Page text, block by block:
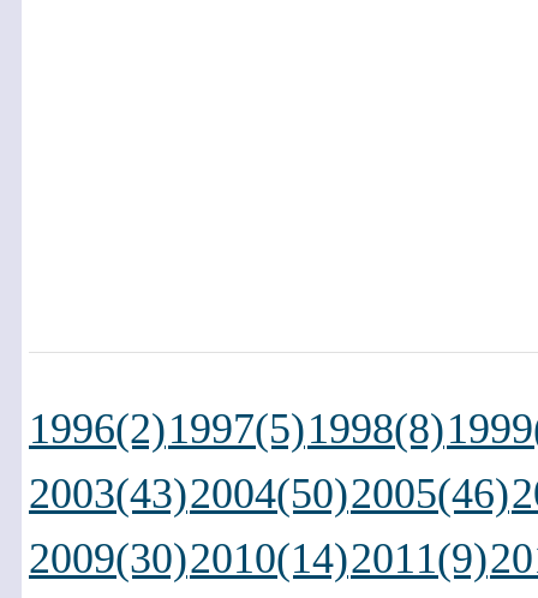
1996(2)1997(5)1998(8)
2003(43)2004(50)2005(46)
2009(30)2010(14)2011(9)